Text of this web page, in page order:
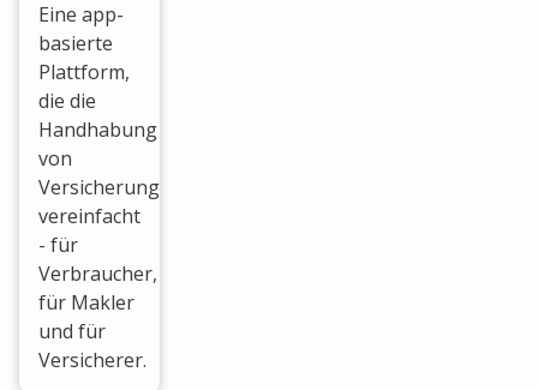
Eine app-
basierte
Plattform,
die die
Handhabung
von
Versicherungen
vereinfacht
- für
Verbraucher,
für Makler
und für
Versicherer.